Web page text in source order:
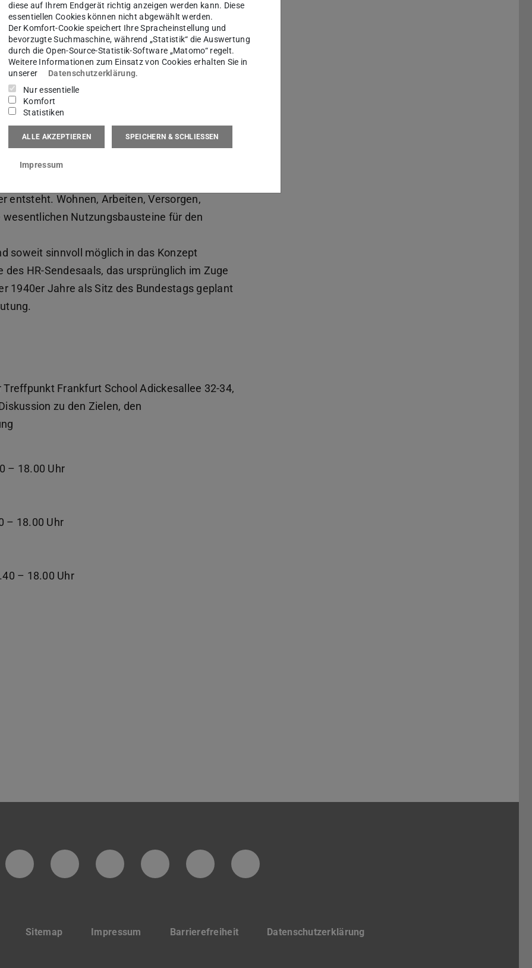
Main: das Areal des Hessischen Rundfunks
komprimiert und teilweise verlagert, so dass
entsteht. Wohnen, Arbeiten, Versorgen,
Nutzungsbausteine für den
soweit sinnvoll möglich in das Konzept
HR-Sendesaals, das ursprünglich im Zuge
1940er Jahre als Sitz des Bundestags geplant
Frankfurt School Adickesallee 32-34,
zu den Zielen, den
– 18.00 Uhr
– 18.00 Uhr
– 18.00 Uhr
Facebook-Seite des Fachbereichs Architektur
Instagram-Seite der Fachgruppe Stadt
LinkedIn Torsten Becker
Infokanal für Studierende der TUDa
Twitter-Kanal des Fachbereichs Architektur
YouTube-Kanal des Fachbereichs
Sitemap Impressum Barrierefreiheit Datenschutzerklärung
diese auf Ihrem Endgerät richtig anzeigen werden kann. Diese
essentiellen Cookies können nicht abgewählt werden.
Der Komfort-Cookie speichert Ihre Spracheinstellung und
bevorzugte Suchmaschine, während „Statistik“ die Auswertung
durch die Open-Source-Statistik-Software „Matomo“ regelt.
Weitere Informationen zum Einsatz von Cookies erhalten Sie in
unserer
Datenschutzerklärung.
Nur essentielle
Komfort
Statistiken
ALLE AKZEPTIEREN SPEICHERN & SCHLIESSEN
Impressum